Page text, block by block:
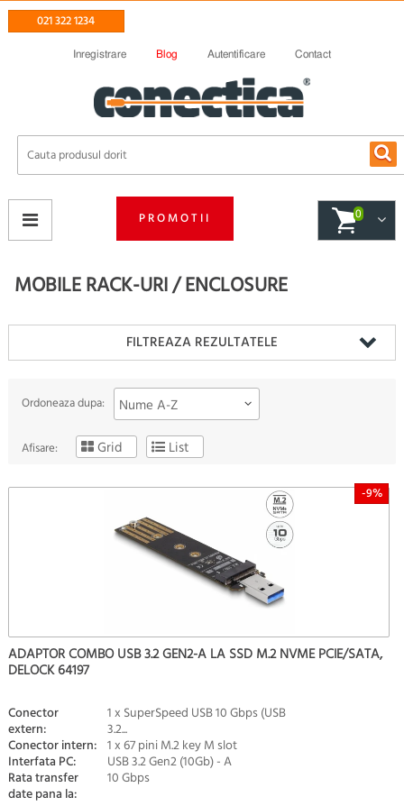
021 322 1234
Inregistrare Blog Autentificare Contact
PROMOTII 0
MOBILE RACK-URI / ENCLOSURE
FILTREAZA REZULTATELE
Ordoneaza dupa: Nume A-Z
Afisare: Grid List
-9%
ADAPTOR COMBO USB 3.2 GEN2-A LA SSD M.2 NVME PCIE/SATA,
DELOCK 64197
Conector
extern:
1 x SuperSpeed USB 10 Gbps (USB
3.2...
Conector intern: 1 x 67 pini M.2 key M slot
Interfata PC: USB 3.2 Gen2 (10Gb) - A
Rata transfer
date pana la:
10 Gbps